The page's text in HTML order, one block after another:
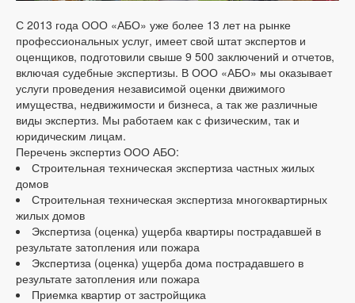
С 2013 года ООО «АБО» уже более 13 лет на рынке
профессиональных услуг, имеет свой штат экспертов и
оценщиков, подготовили свыше 9 500 заключений и отчетов,
включая судебные экспертизы. В ООО «АБО» мы оказывает
услуги проведения независимой оценки движимого
имущества, недвижимости и бизнеса, а так же различные
виды экспертиз. Мы работаем как с физическим, так и
юридическим лицам.
Перечень экспертиз ООО АБО:
Строительная техническая экспертиза частных жилых
домов
Строительная техническая экспертиза многоквартирных
жилых домов
Экспертиза (оценка) ущерба квартиры пострадавшей в
результате затопления или пожара
Экспертиза (оценка) ущерба дома пострадавшего в
результате затопления или пожара
Приемка квартир от застройщика